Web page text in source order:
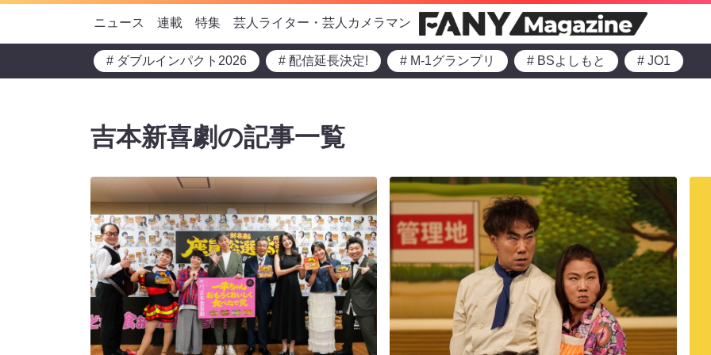
ニュース 連載 特集 芸人ライター・芸人カメラマン
# ダブルインパクト2026 # 配信延長決定! # M-1グランプリ # BSよしもと # JO1
吉本新喜劇の記事一覧